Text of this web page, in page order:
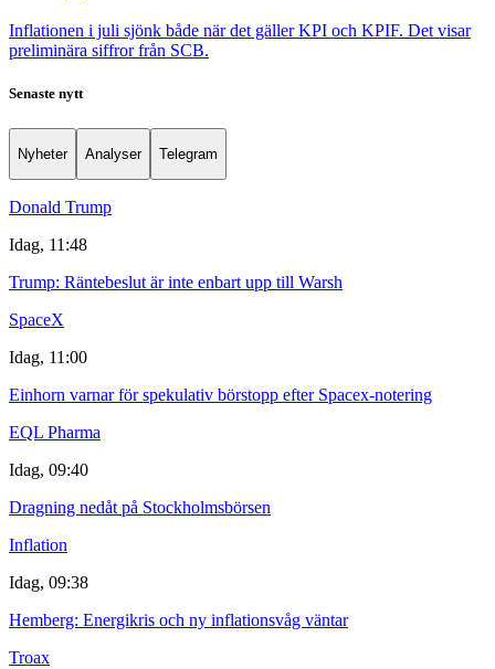
Inflationen i juli sjönk både när det gäller KPI och KPIF. Det visar
preliminära siffror från SCB.
Senaste nytt
Nyheter Analyser Telegram
Donald Trump
Idag, 11:48
Trump: Räntebeslut är inte enbart upp till Warsh
SpaceX
Idag, 11:00
Einhorn varnar för spekulativ börstopp efter Spacex-notering
EQL Pharma
Idag, 09:40
Dragning nedåt på Stockholmsbörsen
Inflation
Idag, 09:38
Hemberg: Energikris och ny inflationsvåg väntar
Troax